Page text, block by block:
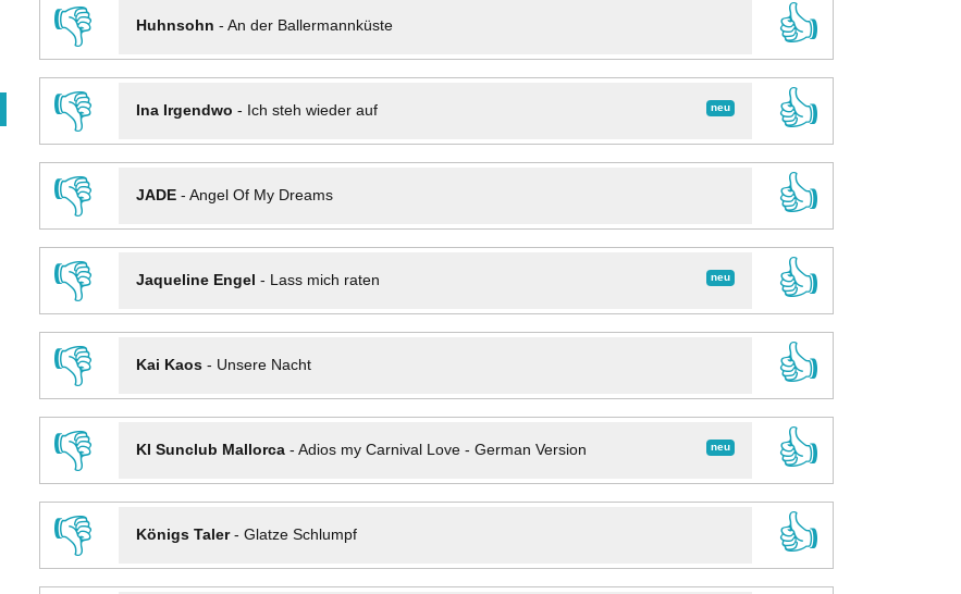
👎
Huhnsohn - An der Ballermannküste
👍
👎
neu
Ina Irgendwo - Ich steh wieder auf
👍
👎
JADE- Angel Of My Dreams
👍
👎
neu
Jaqueline Engel - Lass mich raten
👍
👎
Kai Kaos- Unsere Nacht
👍
👎
neu
KI Sunclub Mallorca- Adios my Carnival Love - German Version
👍
👎
Königs Taler- Glatze Schlumpf
👍